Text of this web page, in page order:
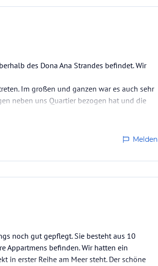
des Dona Ana Strandes befindet. Wir
Im großen und ganzen war es auch sehr
neben uns Quartier bezogen hat und die
Melden
noch gut gepflegt. Sie besteht aus 10
Appartmens befinden. Wir hatten ein
in erster Reihe am Meer steht. Der schöne